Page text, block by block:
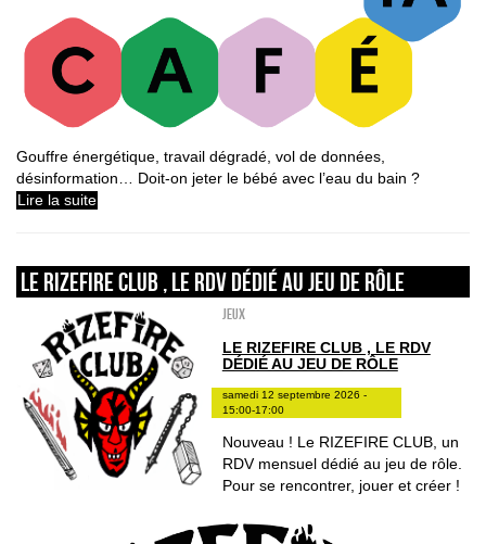
Gouffre énergétique, travail dégradé, vol de données,
désinformation… Doit-on jeter le bébé avec l’eau du bain ?
Lire la suite
LE RIZEFIRE CLUB , LE RDV DÉDIÉ AU JEU DE RÔLE
Jeux
LE RIZEFIRE CLUB , LE RDV
DÉDIÉ AU JEU DE RÔLE
samedi 12 septembre 2026 -
15:00-17:00
Nouveau ! Le RIZEFIRE CLUB, un
RDV mensuel dédié au jeu de rôle.
Pour se rencontrer, jouer et créer !